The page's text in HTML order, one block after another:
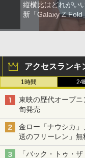
縦横比はどれがい
新「Galaxy Z Fold
アクセスランキ
1時間 24
東映の歴代オープ
旬発売
金ロー「ナウシカ
送のフリーレン」
「バック・トゥ・